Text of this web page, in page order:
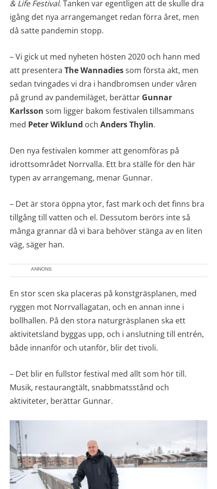
& Life Festival. Tanken var egentligen att de skulle dra
igång det nya arrangemanget redan förra året, men
då satte pandemin stopp.
– Vi gick ut med nyheten hösten 2020 och hann med
att presentera The Wannadiessom första akt, men
sedan tvingades vi dra i handbromsen under våren
på grund av pandemiläget, berättar Gunnar
Karlsson som ligger bakom festivalen tillsammans
med Peter Wiklund och Anders Thylin.
Den nya festivalen kommer att genomföras på
idrottsområdet Norrvalla. Ett bra ställe för den här
typen av arrangemang, menar Gunnar.
– Det är stora öppna ytor, fast mark och det finns bra
tillgång till vatten och el. Dessutom berörs inte så
många grannar då vi bara behöver stänga av en liten
väg, säger han.
ANNONS
En stor scen ska placeras på konstgräsplanen, med
ryggen mot Norrvallagatan, och en annan inne i
bollhallen. På den stora naturgräsplanen ska ett
aktivitetsland byggas upp, och i anslutning till entrén,
både innanför och utanför, blir det tivoli.
– Det blir en fullstor festival med allt som hör till.
Musik, restaurangtält, snabbmatsstånd och
aktiviteter, berättar Gunnar.